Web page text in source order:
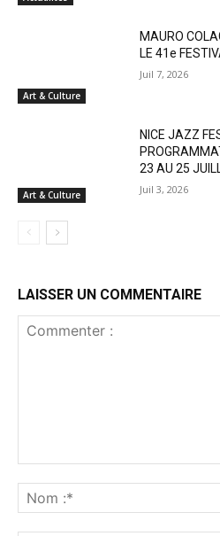
Art & Culture
MAURO
LE 41e
Juil 7, 2026
Art & Culture
NICE JAZZ
23 AU 25
Juil 3, 2026
LAISSER UN COMMENTAIRE